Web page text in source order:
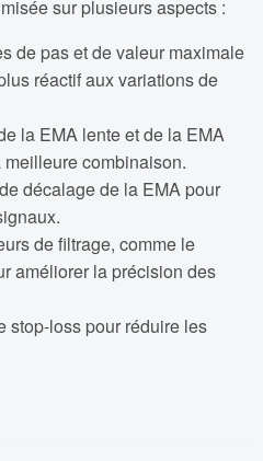
sur plusieurs aspects :
de pas et de valeur maximale
réactif aux variations de
la EMA lente et de la EMA
combinaison.
décalage de la EMA pour
de filtrage, comme le
améliorer la précision des
stop-loss pour réduire les